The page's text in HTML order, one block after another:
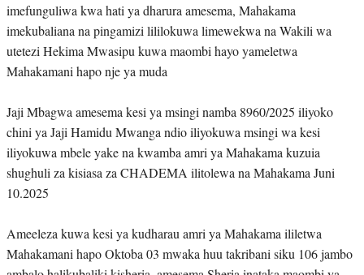
imefunguliwa kwa hati ya dharura amesema, Mahakama
imekubaliana na pingamizi lililokuwa limewekwa na Wakili wa
utetezi Hekima Mwasipu kuwa maombi hayo yameletwa
Mahakamani hapo nje ya muda
Jaji Mbagwa amesema kesi ya msingi namba 8960/2025 iliyoko
chini ya Jaji Hamidu Mwanga ndio iliyokuwa msingi wa kesi
iliyokuwa mbele yake na kwamba amri ya Mahakama kuzuia
shughuli za kisiasa za CHADEMA ilitolewa na Mahakama Juni
10.2025
Ameeleza kuwa kesi ya kudharau amri ya Mahakama ililetwa
Mahakamani hapo Oktoba 03 mwaka huu takribani siku 106 jambo